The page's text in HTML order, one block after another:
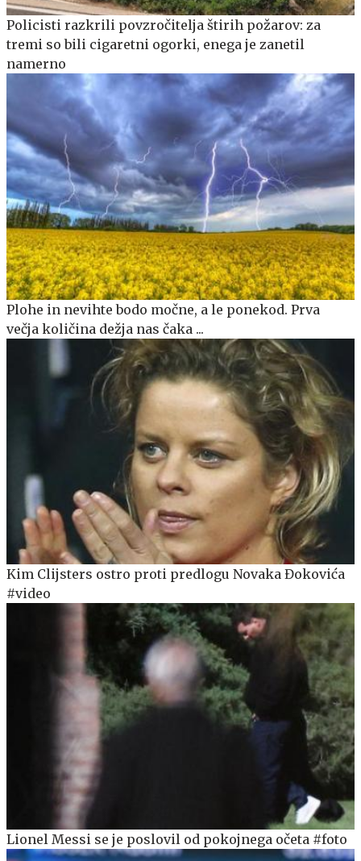
Policisti razkrili povzročitelja štirih požarov: za
tremi so bili cigaretni ogorki, enega je zanetil
namerno
Plohe in nevihte bodo močne, a le ponekod. Prva
večja količina dežja nas čaka ...
Kim Clijsters ostro proti predlogu Novaka Đokovića
#video
Lionel Messi se je poslovil od pokojnega očeta #foto